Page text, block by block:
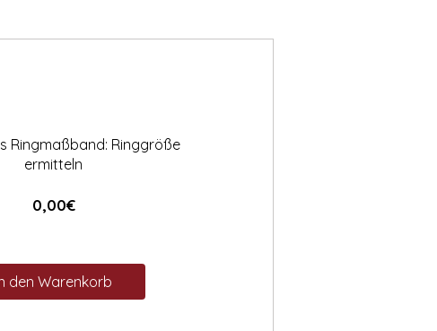
Ringmaßband: Ringgröße
ermitteln
0,00€Preis
den Warenkorb